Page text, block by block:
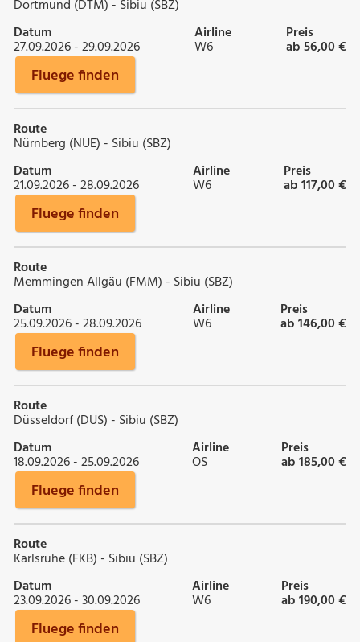
Dortmund (DTM) - Sibiu (SBZ)
Datum
27.09.2026 - 29.09.2026
Airline
W6
Preis
ab 56,00 €
Fluege finden
Route
Nürnberg (NUE) - Sibiu (SBZ)
Datum
21.09.2026 - 28.09.2026
Airline
W6
Preis
ab 117,00 €
Fluege finden
Route
Memmingen Allgäu (FMM) - Sibiu (SBZ)
Datum
25.09.2026 - 28.09.2026
Airline
W6
Preis
ab 146,00 €
Fluege finden
Route
Düsseldorf (DUS) - Sibiu (SBZ)
Datum
18.09.2026 - 25.09.2026
Airline
OS
Preis
ab 185,00 €
Fluege finden
Route
Karlsruhe (FKB) - Sibiu (SBZ)
Datum
23.09.2026 - 30.09.2026
Airline
W6
Preis
ab 190,00 €
Fluege finden